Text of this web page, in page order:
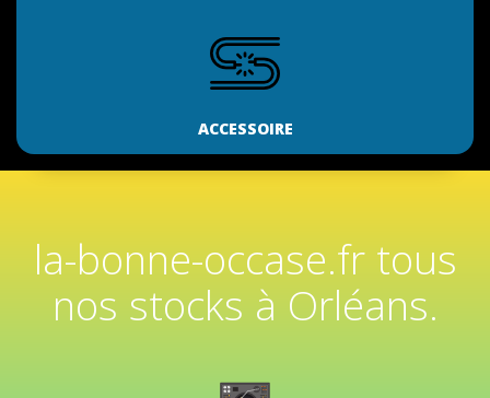
ACCESSOIRE
la-bonne-occase.fr tous
nos stocks à Orléans.